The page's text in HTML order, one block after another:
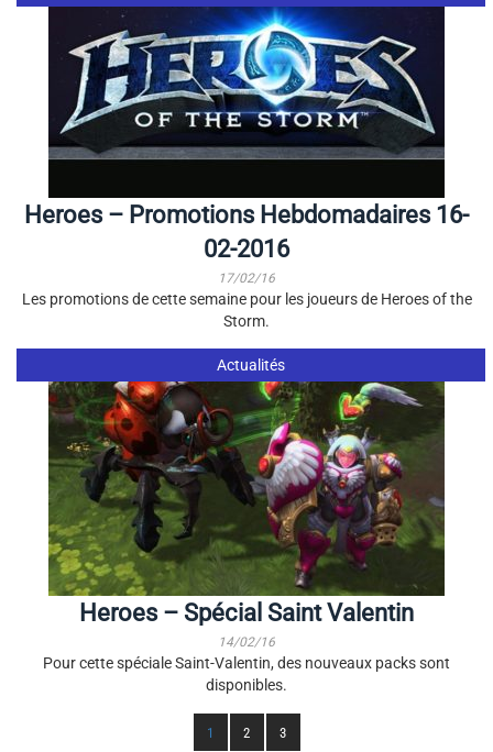
Heroes – Promotions Hebdomadaires 16-
02-2016
17/02/16
Les promotions de cette semaine pour les joueurs de Heroes of the
Storm.
Actualités
Heroes – Spécial Saint Valentin
14/02/16
Pour cette spéciale Saint-Valentin, des nouveaux packs sont
disponibles.
1 2 3